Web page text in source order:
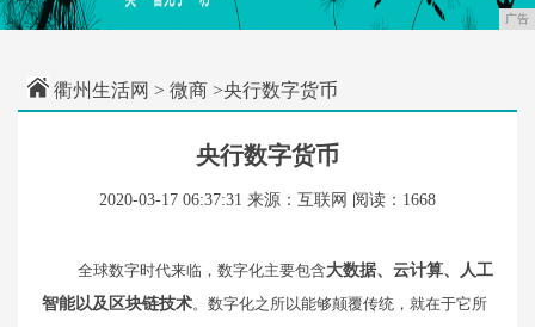
广告
衢州生活网 > 微商 >央行数字货币
央行数字货币
2020-03-17 06:37:31 来源：互联网 阅读：1668
全球数字时代来临，数字化主要包含大数据、云计算、人工
智能以及区块链技术。数字化之所以能够颠覆传统，就在于它所